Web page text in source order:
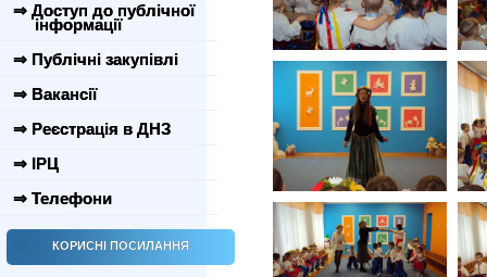
⇒ Доступ до публічної
інформації
⇒ Публічні закупівлі
⇒ Вакансії
⇒ Реєстрація в ДНЗ
⇒ ІРЦ
⇒ Телефони
КОРИСНІ ПОСИЛАННЯ